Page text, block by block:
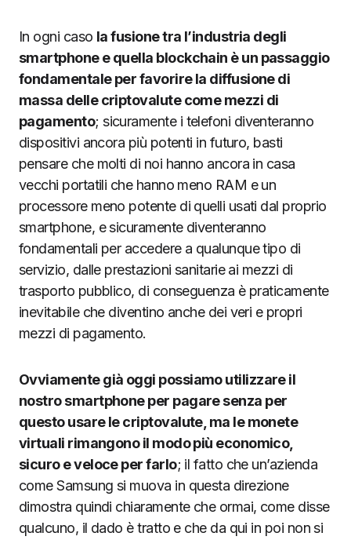
In ogni caso la fusione tra l’industria degli
smartphone e quella blockchain è un passaggio
fondamentale per favorire la diffusione di
massa delle criptovalute come mezzi di
pagamento; sicuramente i telefoni diventeranno
dispositivi ancora più potenti in futuro, basti
pensare che molti di noi hanno ancora in casa
vecchi portatili che hanno meno RAM e un
processore meno potente di quelli usati dal proprio
smartphone, e sicuramente diventeranno
fondamentali per accedere a qualunque tipo di
servizio, dalle prestazioni sanitarie ai mezzi di
trasporto pubblico, di conseguenza è praticamente
inevitabile che diventino anche dei veri e propri
mezzi di pagamento.
Ovviamente già oggi possiamo utilizzare il
nostro smartphone per pagare senza per
questo usare le criptovalute, ma le monete
virtuali rimangono il modo più economico,
sicuro e veloce per farlo; il fatto che un’azienda
come Samsung si muova in questa direzione
dimostra quindi chiaramente che ormai, come disse
qualcuno, il dado è tratto e che da qui in poi non si